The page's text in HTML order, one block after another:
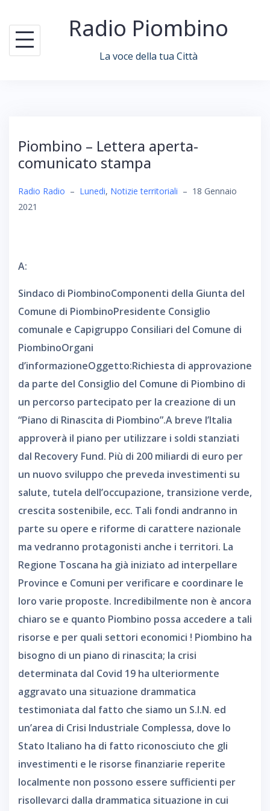
content
Radio Piombino
La voce della tua Città
Piombino – Lettera aperta-
comunicato stampa
Radio Radio – Lunedi, Notizie territoriali – 18 Gennaio
2021
A:
Sindaco di PiombinoComponenti della Giunta del
Comune di PiombinoPresidente Consiglio
comunale e Capigruppo Consiliari del Comune di
PiombinoOrgani
d’informazioneOggetto:Richiesta di approvazione
da parte del Consiglio del Comune di Piombino di
un percorso partecipato per la creazione di un
“Piano di Rinascita di Piombino”.A breve l’Italia
approverà il piano per utilizzare i soldi stanziati
dal Recovery Fund. Più di 200 miliardi di euro per
un nuovo sviluppo che preveda investimenti su
salute, tutela dell’occupazione, transizione verde,
crescita sostenibile, ecc. Tali fondi andranno in
parte su opere e riforme di carattere nazionale
ma vedranno protagonisti anche i territori. La
Regione Toscana ha già iniziato ad interpellare
Province e Comuni per verificare e coordinare le
loro varie proposte. Incredibilmente non è ancora
chiaro se e quanto Piombino possa accedere a tali
risorse e per quali settori economici ! Piombino ha
bisogno di un piano di rinascita; la crisi
determinata dal Covid 19 ha ulteriormente
aggravato una situazione drammatica
testimoniata dal fatto che siamo un S.I.N. ed
un’area di Crisi Industriale Complessa, dove lo
Stato Italiano ha di fatto riconosciuto che gli
investimenti e le risorse finanziarie reperite
localmente non possono essere sufficienti per
risollevarci dalla drammatica situazione in cui